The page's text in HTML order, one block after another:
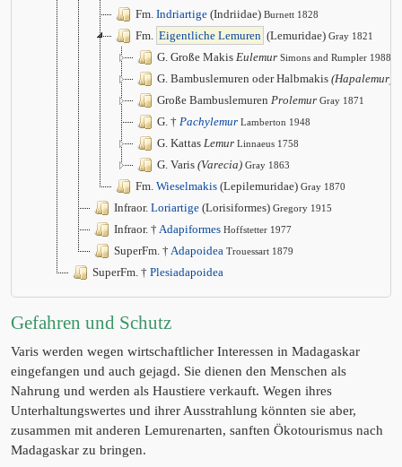
Fm. Indriartige (Indriidae) Burnett 1828
Fm. Eigentliche Lemuren (Lemuridae) Gray 1821
G. Große Makis Eulemur Simons and Rumpler 1988
G. Bambuslemuren oder Halbmakis (Hapalemur)
Große Bambuslemuren Prolemur Gray 1871
G. † Pachylemur Lamberton 1948
G. Kattas Lemur Linnaeus 1758
G. Varis (Varecia) Gray 1863
Fm. Wieselmakis (Lepilemuridae) Gray 1870
Infraor. Loriartige (Lorisiformes) Gregory 1915
Infraor. † Adapiformes Hoffstetter 1977
SuperFm. † Adapoidea Trouessart 1879
SuperFm. † Plesiadapoidea
Gefahren und Schutz
Varis werden wegen wirtschaftlicher Interessen in Madagaskar
eingefangen und auch gejagd. Sie dienen den Menschen als
Nahrung und werden als Haustiere verkauft. Wegen ihres
Unterhaltungswertes und ihrer Ausstrahlung könnten sie aber,
zusammen mit anderen Lemurenarten, sanften Ökotourismus nach
Madagaskar zu bringen.